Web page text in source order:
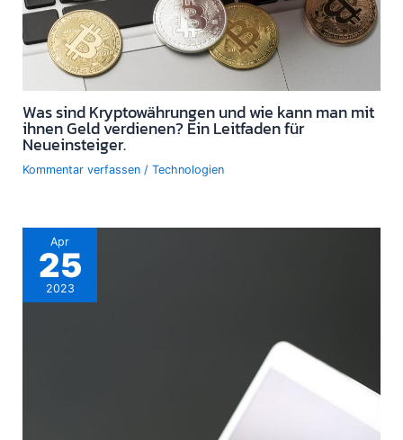
Was sind Kryptowährungen und wie kann man mit
ihnen Geld verdienen? Ein Leitfaden für
Neueinsteiger.
Kommentar verfassen / Technologien
Apr
25
2023